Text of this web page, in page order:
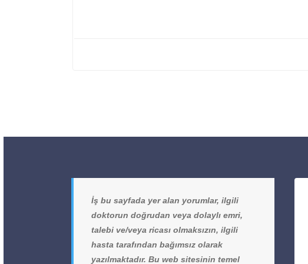
İş bu sayfada yer alan yorumlar, ilgili
doktorun doğrudan veya dolaylı emri,
talebi ve/veya ricası olmaksızın, ilgili
hasta tarafından bağımsız olarak
yazılmaktadır. Bu web sitesinin temel